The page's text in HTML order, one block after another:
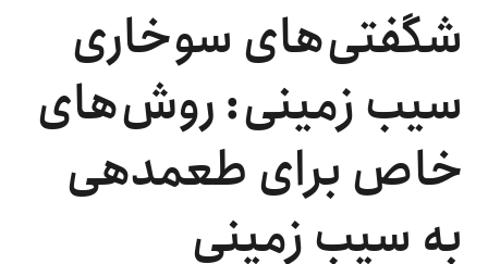
شگفتی‌های سوخاری
سیب زمینی: روش‌های
خاص برای طعمدهی
به سیب زمینی